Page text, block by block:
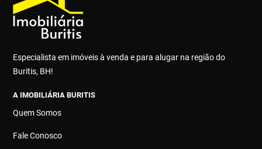
Especialista em imóveis à venda e para alugar na região do
Buritis, BH!
A IMOBILIÁRIA BURITIS
Quem Somos
Fale Conosco